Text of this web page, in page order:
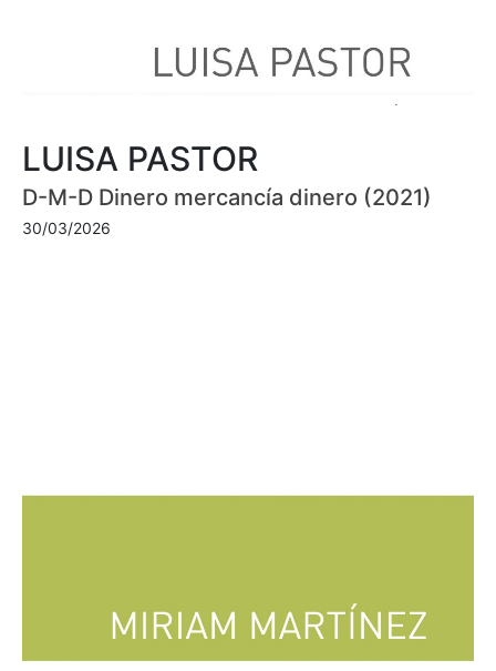
LUISA PASTOR
D-M-D Dinero mercancía dinero (2021)
30/03/2026